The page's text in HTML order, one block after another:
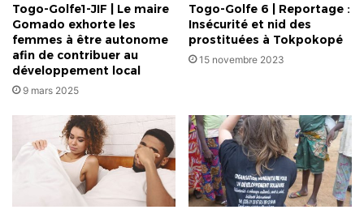
Togo-Golfe1-JIF | Le maire
Gomado exhorte les
femmes à être autonome
afin de contribuer au
développement local
9 mars 2025
Togo-Golfe 6 | Reportage :
Insécurité et nid des
prostituées à Tokpokopé
15 novembre 2023